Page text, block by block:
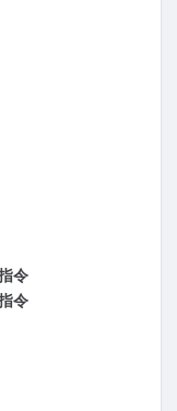
令
令